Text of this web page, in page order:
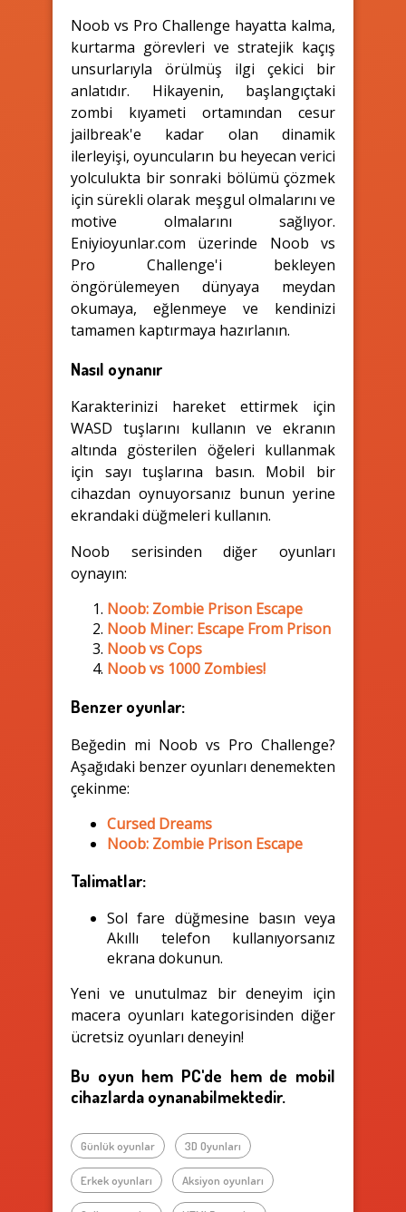
Noob vs Pro Challenge hayatta kalma,
kurtarma görevleri ve stratejik kaçış
unsurlarıyla örülmüş ilgi çekici bir
anlatıdır. Hikayenin, başlangıçtaki
zombi kıyameti ortamından cesur
jailbreak'e kadar olan dinamik
ilerleyişi, oyuncuların bu heyecan verici
yolculukta bir sonraki bölümü çözmek
için sürekli olarak meşgul olmalarını ve
motive olmalarını sağlıyor.
Eniyioyunlar.com üzerinde Noob vs
Pro Challenge'i bekleyen
öngörülemeyen dünyaya meydan
okumaya, eğlenmeye ve kendinizi
tamamen kaptırmaya hazırlanın.
Nasıl oynanır
Karakterinizi hareket ettirmek için
WASD tuşlarını kullanın ve ekranın
altında gösterilen öğeleri kullanmak
için sayı tuşlarına basın. Mobil bir
cihazdan oynuyorsanız bunun yerine
ekrandaki düğmeleri kullanın.
Noob serisinden diğer oyunları
oynayın:
Noob: Zombie Prison Escape
Noob Miner: Escape From Prison
Noob vs Cops
Noob vs 1000 Zombies!
Benzer oyunlar:
Beğedin mi Noob vs Pro Challenge?
Aşağıdaki benzer oyunları denemekten
çekinme:
Cursed Dreams
Noob: Zombie Prison Escape
Talimatlar:
Sol fare düğmesine basın veya
Akıllı telefon kullanıyorsanız
ekrana dokunun.
Yeni ve unutulmaz bir deneyim için
macera oyunları kategorisinden diğer
ücretsiz oyunları deneyin!
Bu oyun hem PC'de hem de mobil
cihazlarda oynanabilmektedir.
Günlük oyunlar 3D Oyunları
Erkek oyunları Aksiyon oyunları